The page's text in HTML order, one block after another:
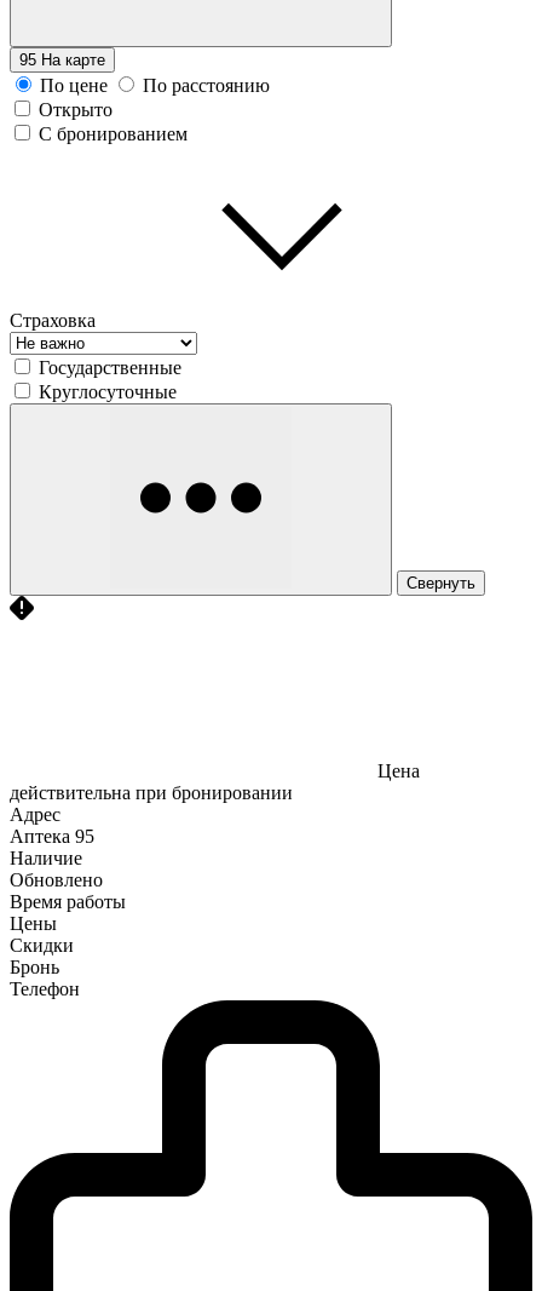
95 На карте
По цене
По расстоянию
Открыто
С бронированием
Страховка
Государственные
Круглосуточные
Свернуть
Цена
действительна при бронировании
Адрес
Аптека 95
Наличие
Обновлено
Время работы
Цены
Скидки
Бронь
Телефон